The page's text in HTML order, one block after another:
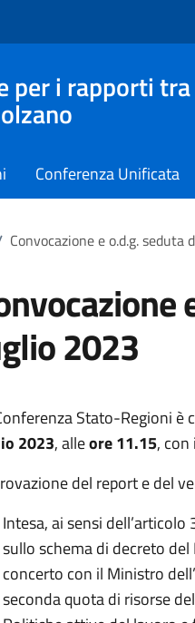
per i rapporti
Conferenza Unificata
Convocazione e o.d.g.
2023
Stato-Regioni è
2023, alleore11.15,
del report e del
Intesa, ai sensi
sullo schema di decreto
concerto con il Ministro
seconda quota di risorse